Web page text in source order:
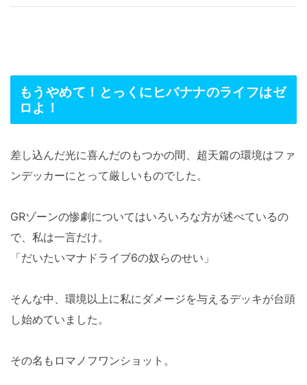
もうやめて！とっくにヒバナナのライフはゼ
ロよ！
差し込んだ光に喜んだのもつかの間、超天篇の環境はファ
ンデッカーにとって厳しいものでした。
GRゾーンの惨劇についてはいろいろな方が述べているの
で、私は一言だけ。
「だいたいマナドライブ6の奴らのせい」
そんな中、環境以上に私にダメージを与えるデッキが台頭
し始めていました。
その名もロマノフワンショット。